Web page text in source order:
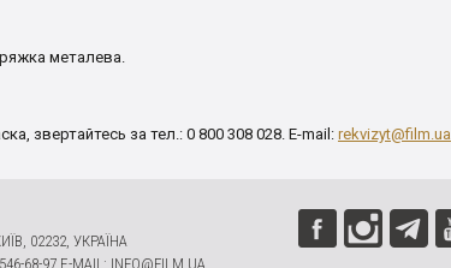
металева.
звертайтесь за тел.: 0 800 308 028. E-mail:rekvizyt@film.ua
02232, УКРАЇНА
68-97 E-MAIL: INFO@FILM.UA